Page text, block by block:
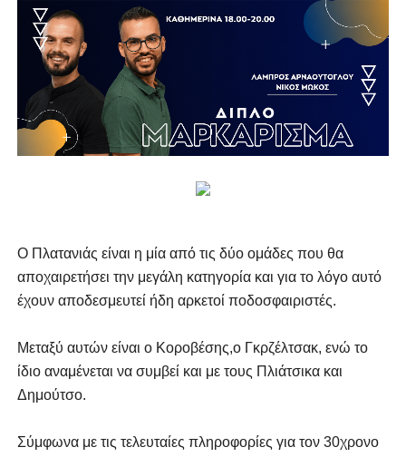
Ο Πλατανιάς είναι η μία από τις δύο ομάδες που θα
αποχαιρετήσει την μεγάλη κατηγορία και για το λόγο αυτό
έχουν αποδεσμευτεί ήδη αρκετοί ποδοσφαιριστές.
Μεταξύ αυτών είναι ο Κοροβέσης,ο Γκρζέλτσακ, ενώ το
ίδιο αναμένεται να συμβεί και με τους Πλιάτσικα και
Δημούτσο.
Σύμφωνα με τις τελευταίες πληροφορίες για τον 30χρονο